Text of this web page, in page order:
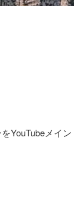
YouTubeメイン